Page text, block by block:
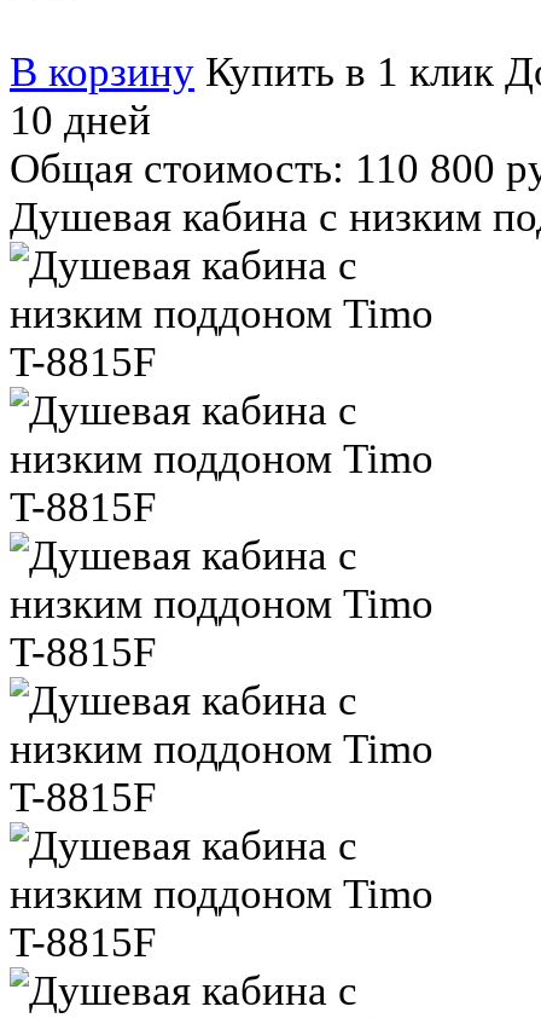
В корзину Купить в 1 клик
10 дней
Общая стоимость: 110 800
Душевая кабина с низким